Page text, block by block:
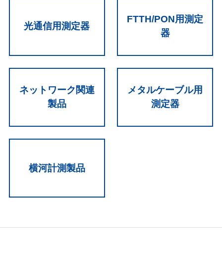
光通信用測定器
FTTH/PON用測定
器
ネットワーク関連
製品
メタルケーブル用
測定器
横河計測製品